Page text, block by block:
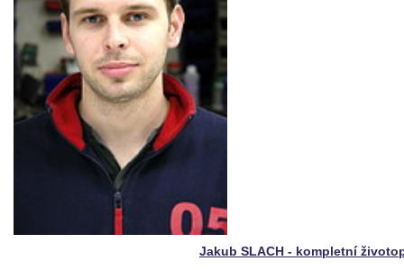
Jakub SLACH - kompletní